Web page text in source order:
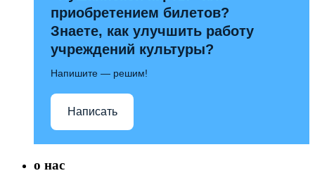
приобретением билетов?
Знаете, как улучшить работу
учреждений культуры?
Напишите — решим!
Написать
о нас